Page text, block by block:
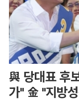
與 당대표 후
가" 金 "지방